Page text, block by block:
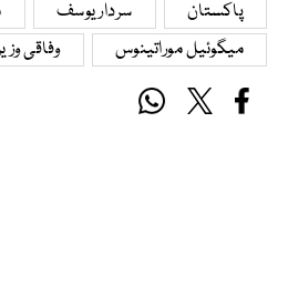
پاکستان
سردار یوسف
میگوئیل موراتینوس
وفاقی